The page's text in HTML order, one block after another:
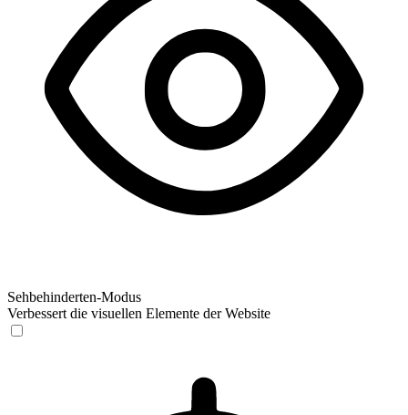
Sehbehinderten-Modus
Verbessert die visuellen Elemente der Website